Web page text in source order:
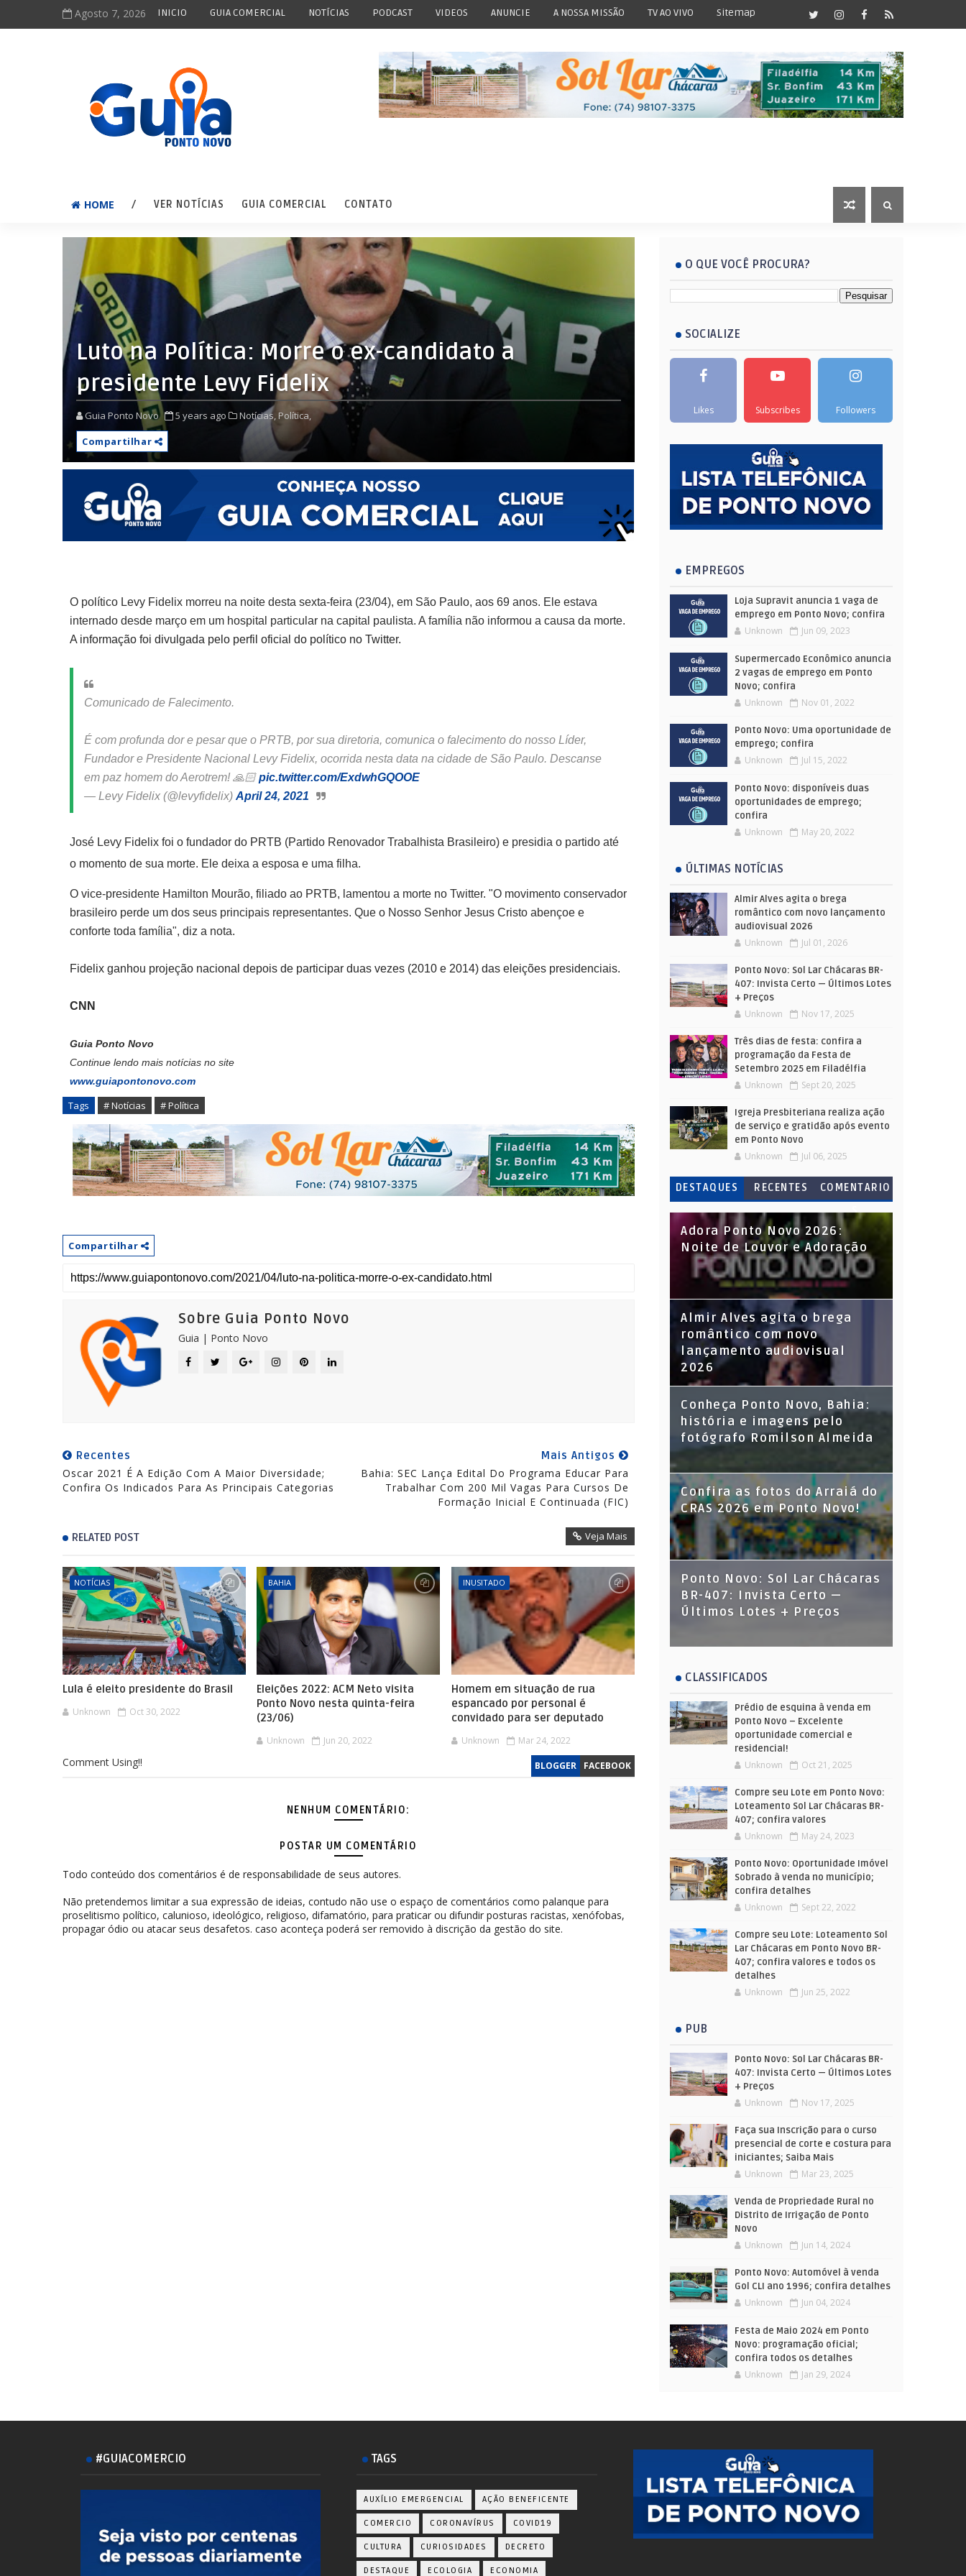
Agosto 7, 2026 INICIO GUIA COMERCIAL NOTÍCIAS PODCAST VIDEOS ANUNCIE A NOSSA MISSÃO TV AO VIVO Sitemap
HOME / VER NOTÍCIAS GUIA COMERCIAL CONTATO
Luto na Política: Morre o ex-candidato a
presidente Levy Fidelix
Guia Ponto Novo 5 years ago Notícias, Política,
Compartilhar
O político Levy Fidelix morreu na noite desta sexta-feira (23/04), em São Paulo, aos 69 anos. Ele estava
internado desde março em um hospital particular na capital paulista. A família não informou a causa da morte.
A informação foi divulgada pelo perfil oficial do político no Twitter.
Comunicado de Falecimento.
É com profunda dor e pesar que o PRTB, por sua diretoria, comunica o falecimento do nosso Líder,
Fundador e Presidente Nacional Levy Fidelix, ocorrida nesta data na cidade de São Paulo. Descanse
em paz homem do Aerotrem! 🙏🏻pic.twitter.com/ExdwhGQOOE
— Levy Fidelix (@levyfidelix) April 24, 2021
José Levy Fidelix foi o fundador do PRTB (Partido Renovador Trabalhista Brasileiro) e presidia o partido até
o momento de sua morte. Ele deixa a esposa e uma filha.
O vice-presidente Hamilton Mourão, filiado ao PRTB, lamentou a morte no Twitter. "O movimento conservador
brasileiro perde um dos seus principais representantes. Que o Nosso Senhor Jesus Cristo abençoe e
conforte toda família", diz a nota.
Fidelix ganhou projeção nacional depois de participar duas vezes (2010 e 2014) das eleições presidenciais.
CNN
Guia Ponto Novo
Continue lendo mais notícias no site
www.guiapontonovo.com
Tags # Notícias # Política
Compartilhar
Sobre Guia Ponto Novo
Guia | Ponto Novo
Recentes
Oscar 2021 É A Edição Com A Maior Diversidade;
Confira Os Indicados Para As Principais Categorias
Mais Antigos
Bahia: SEC Lança Edital Do Programa Educar Para
Trabalhar Com 200 Mil Vagas Para Cursos De
Formação Inicial E Continuada (FIC)
RELATED POST Veja Mais
NOTÍCIAS
Lula é eleito presidente do Brasil
Unknown Oct 30, 2022
BAHIA
Eleições 2022: ACM Neto visita
Ponto Novo nesta quinta-feira
(23/06)
Unknown Jun 20, 2022
INUSITADO
Homem em situação de rua
espancado por personal é
convidado para ser deputado
Unknown Mar 24, 2022
BLOGGER FACEBOOK
Comment Using!!
NENHUM COMENTÁRIO:
POSTAR UM COMENTÁRIO
Todo conteúdo dos comentários é de responsabilidade de seus autores.
Não pretendemos limitar a sua expressão de ideias, contudo não use o espaço de comentários como palanque para
proselitismo político, calunioso, ideológico, religioso, difamatório, para praticar ou difundir posturas racistas, xenófobas,
propagar ódio ou atacar seus desafetos. caso aconteça poderá ser removido à discrição da gestão do site.
O QUE VOCÊ PROCURA?
SOCIALIZE
Likes Subscribes Followers
EMPREGOS
Loja Supravit anuncia 1 vaga de
emprego em Ponto Novo; confira
Unknown Jun 09, 2023
Supermercado Econômico anuncia
2 vagas de emprego em Ponto
Novo; confira
Unknown Nov 01, 2022
Ponto Novo: Uma oportunidade de
emprego; confira
Unknown Jul 15, 2022
Ponto Novo: disponíveis duas
oportunidades de emprego;
confira
Unknown May 20, 2022
ÚLTIMAS NOTÍCIAS
Almir Alves agita o brega
romântico com novo lançamento
audiovisual 2026
Unknown Jul 01, 2026
Ponto Novo: Sol Lar Chácaras BR-
407: Invista Certo — Últimos Lotes
+ Preços
Unknown Nov 17, 2025
Três dias de festa: confira a
programação da Festa de
Setembro 2025 em Filadélfia
Unknown Sept 20, 2025
Igreja Presbiteriana realiza ação
de serviço e gratidão após evento
em Ponto Novo
Unknown Jul 06, 2025
DESTAQUES RECENTES
COMENTARIO
S
Adora Ponto Novo 2026:
Noite de Louvor e Adoração
Almir Alves agita o brega
romântico com novo
lançamento audiovisual
2026
Conheça Ponto Novo, Bahia:
história e imagens pelo
fotógrafo Romilson Almeida
Confira as fotos do Arraiá do
CRAS 2026 em Ponto Novo!
Ponto Novo: Sol Lar Chácaras
BR-407: Invista Certo —
Últimos Lotes + Preços
CLASSIFICADOS
Prédio de esquina à venda em
Ponto Novo – Excelente
oportunidade comercial e
residencial!
Unknown Oct 21, 2025
Compre seu Lote em Ponto Novo:
Loteamento Sol Lar Chácaras BR-
407; confira valores
Unknown May 24, 2023
Ponto Novo: Oportunidade Imóvel
Sobrado à venda no município;
confira detalhes
Unknown Sept 22, 2022
Compre seu Lote: Loteamento Sol
Lar Chácaras em Ponto Novo BR-
407; confira valores e todos os
detalhes
Unknown Jun 25, 2022
PUB
Ponto Novo: Sol Lar Chácaras BR-
407: Invista Certo — Últimos Lotes
+ Preços
Unknown Nov 17, 2025
Faça sua Inscrição para o curso
presencial de corte e costura para
iniciantes; Saiba Mais
Unknown Mar 23, 2025
Venda de Propriedade Rural no
Distrito de Irrigação de Ponto
Novo
Unknown Jun 14, 2024
Ponto Novo: Automóvel à venda
Gol CLI ano 1996; confira detalhes
Unknown Jun 04, 2024
Festa de Maio 2024 em Ponto
Novo: programação oficial;
confira todos os detalhes
Unknown Jan 29, 2024
#GUIACOMERCIO TAGS
AUXÍLIO EMERGENCIAL AÇÃO BENEFICENTE
COMERCIO CORONAVÍRUS COVID19
CULTURA CURIOSIDADES DECRETO
DESTAQUE ECOLOGIA ECONOMIA